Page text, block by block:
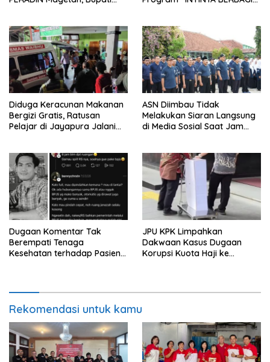
Diduga Keracunan Makanan
Bergizi Gratis, Ratusan
Pelajar di Jayapura Jalani
ASN Diimbau Tidak
Melakukan Siaran Langsung
di Media Sosial Saat Jam
Dugaan Komentar Tak
Berempati Tenaga
Kesehatan terhadap Pasien
JPU KPK Limpahkan
Dakwaan Kasus Dugaan
Korupsi Kuota Haji ke
Rekomendasi untuk kamu